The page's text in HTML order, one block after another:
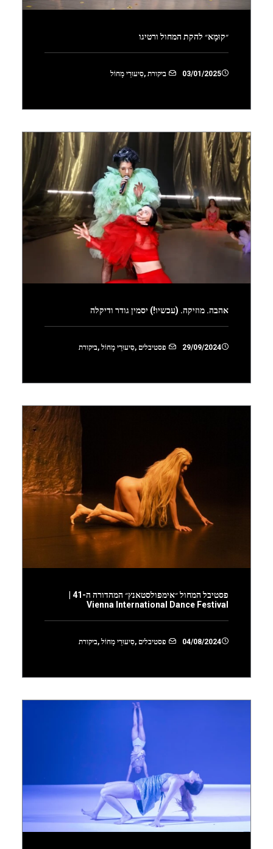
״קוּמָא״ להקת המחול ורטיגו
03/01/2025 ביקורת ,סִיעוּרֵי מָחוֹל
אהבה. מוזיקה. (עכשיו!) יסמין גודר ודיקלה
29/09/2024 פסטיבלים ,סִיעוּרֵי מָחוֹל ,ביקורת
Vienna International Dance Festival
04/08/2024 פסטיבלים ,סִיעוּרֵי מָחוֹל ,ביקורת